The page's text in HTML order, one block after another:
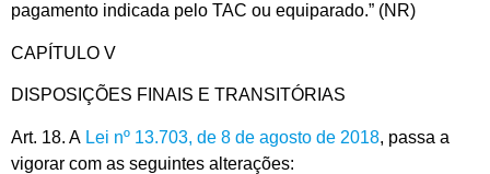
pagamento indicada pelo TAC ou equiparado.” (NR)
CAPÍTULO V
DISPOSIÇÕES FINAIS E TRANSITÓRIAS
Art. 18. A Lei nº 13.703, de 8 de agosto de 2018, passa a
vigorar com as seguintes alterações: